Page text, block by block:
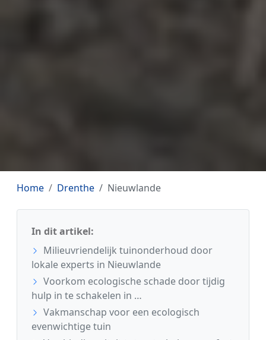
Home Drenthe Nieuwlande
In dit artikel:
Milieuvriendelijk tuinonderhoud door
lokale experts in Nieuwlande
Voorkom ecologische schade door tijdig
hulp in te schakelen in …
Vakmanschap voor een ecologisch
evenwichtige tuin